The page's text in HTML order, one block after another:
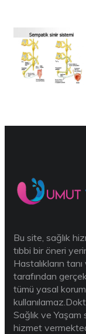
Bu site, sağlık
tıbbi bir öneri
Hastalıkların
tarafından
tümü yasal
Sağlık ve
hizmet